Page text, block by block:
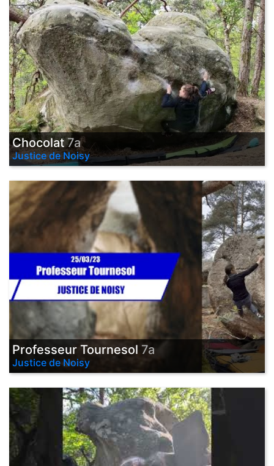
Chocolat7a
Justice de Noisy
Professeur Tournesol 7a
Justice de Noisy